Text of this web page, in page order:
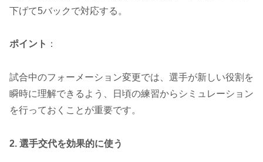
下げて5バックで対応する。
ポイント ：
試合中のフォーメーション変更では、選手が新しい役割を
瞬時に理解できるよう、日頃の練習からシミュレーション
を行っておくことが重要です。
2. 選手交代を効果的に使う